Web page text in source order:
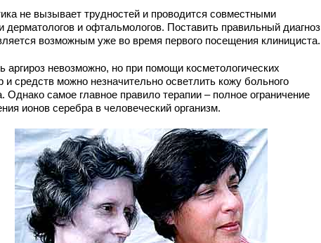
не вызывает трудностей и проводится совместными
дерматологов и офтальмологов. Поставить правильный диагноз
возможным уже во время первого посещения клинициста.
аргироз невозможно, но при помощи косметологических
и средств можно незначительно осветлить кожу больного
Однако самое главное правило терапии – полное ограничение
ионов серебра в человеческий организм.